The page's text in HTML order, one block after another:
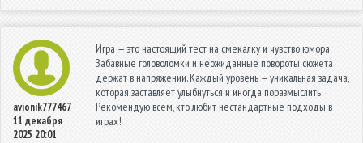
avionik777467
11 декабря
2025 20:01
Игра — это настоящий тест на смекалку и чувство юмора.
Забавные головоломки и неожиданные повороты сюжета
держат в напряжении. Каждый уровень — уникальная задача,
которая заставляет улыбнуться и иногда поразмыслить.
Рекомендую всем, кто любит нестандартные подходы в
играх!